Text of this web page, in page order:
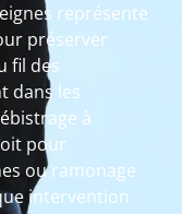
représente
préserver
fil des
dans les
à
pour
ou ramonage
intervention